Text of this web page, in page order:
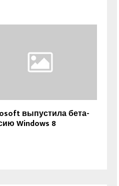
выпустила бета-
Windows 8